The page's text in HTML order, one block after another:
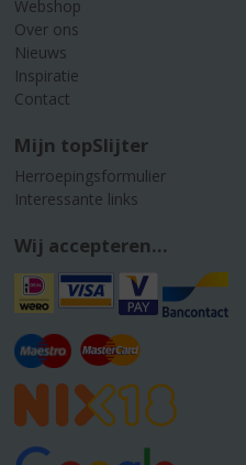
Webshop
Over ons
Nieuws
Inspiratie
Contact
Mijn topSlijter
Herroepingsformulier
Interessante links
Wij accepteren...